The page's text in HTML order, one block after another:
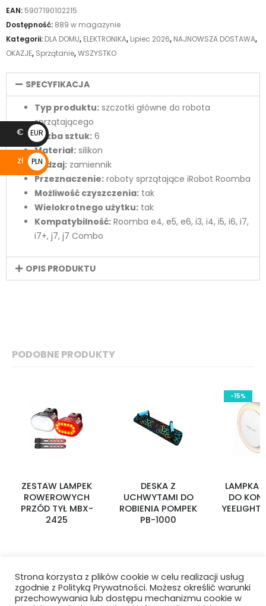
EAN: 5907190102215
Dostępność: 889 w magazynie
Kategorii: DLA DOMU, ELEKTRONIKA, Lipiec 2026, NAJNOWSZA DOSTAWA,
OKAZJE, Sprzątanie,WSZYSTKO
SPECYFIKACJA
Typ produktu: szczotki główne do robota
sprzątającego
Liczba sztuk: 6
Materiał: silikon
Rodzaj: zamiennik
Przeznaczenie: roboty sprzątające iRobot Roomba
Możliwość czyszczenia: tak
Wielokrotnego użytku: tak
Kompatybilność: Roomba e4, e5, e6, i3, i4, i5, i6, i7,
i7+, j7, j7 Combo
OPIS PRODUKTU
PODOBNE PRODUKTY
ZESTAW LAMPEK
ROWEROWYCH
PRZÓD TYŁ MBX-
2425
DESKA Z
UCHWYTAMI DO
ROBIENIA POMPEK
PB-1000
-15%
LAMPKA
DO
YEELIGHT
Strona korzysta z plików cookie w celu realizacji usług
zgodnie z Polityką Prywatności. Możesz określić warunki
przechowywania lub dostępu mechanizmu cookie w
€
EUR
€
zł
PLN
zł